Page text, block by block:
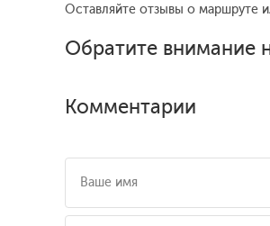
Оставляйте отзывы о маршруте
Обратите внимание
Комментарии